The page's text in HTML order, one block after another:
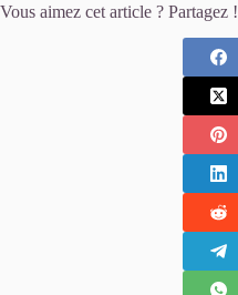
Vous aimez cet article ? Partagez !